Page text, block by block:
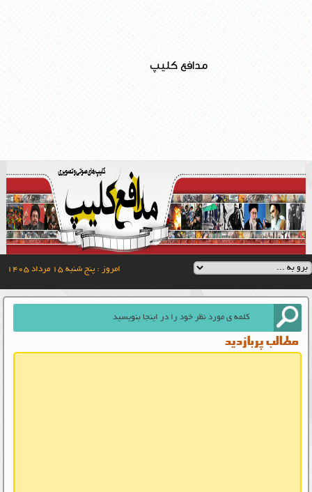
مدافع کلیپ
امروز : پنج شنبه ۱۵ مرداد ۱۴۰۵
مطالب پربازدید